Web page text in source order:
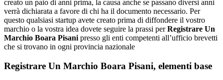
creato un paio di anni prima, la causa anche se passano diversi anni
verrà dichiarata a favore di chi ha il documento necessario. Per
questo qualsiasi startup avete creato prima di diffondere il vostro
marchio o la vostra idea dovete seguire la prassi perRegistrare Un
Marchio Boara Pisani presso gli enti competenti all’ufficio brevetti
che si trovano in ogni provincia nazionale
Registrare Un Marchio Boara Pisani, elementi base